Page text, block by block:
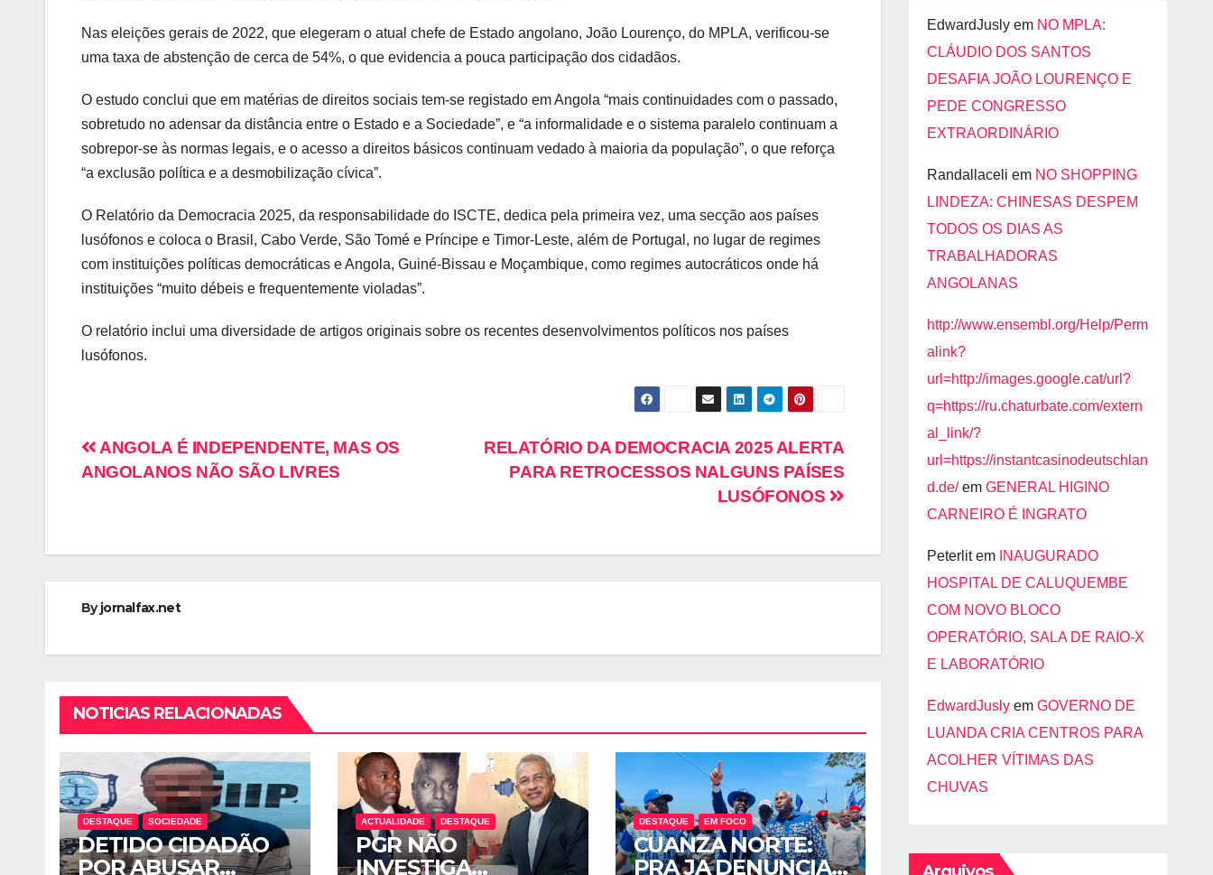
Nas eleições gerais de 2022, que elegeram o atual chefe de Estado angolano, João Lourenço, do MPLA, verificou-se
uma taxa de abstenção de cerca de 54%, o que evidencia a pouca participação dos cidadãos.
O estudo conclui que em matérias de direitos sociais tem-se registado em Angola “mais continuidades com o passado,
sobretudo no adensar da distância entre o Estado e a Sociedade”, e “a informalidade e o sistema paralelo continuam a
sobrepor-se às normas legais, e o acesso a direitos básicos continuam vedado à maioria da população”, o que reforça
“a exclusão política e a desmobilização cívica”.
O Relatório da Democracia 2025, da responsabilidade do ISCTE, dedica pela primeira vez, uma secção aos países
lusófonos e coloca o Brasil, Cabo Verde, São Tomé e Príncipe e Timor-Leste, além de Portugal, no lugar de regimes
com instituições políticas democráticas e Angola, Guiné-Bissau e Moçambique, como regimes autocráticos onde há
instituições “muito débeis e frequentemente violadas”.
O relatório inclui uma diversidade de artigos originais sobre os recentes desenvolvimentos políticos nos países
lusófonos.
RELATÓRIO DA DEMOCRACIA 2025 ALERTA
PARA RETROCESSOS NALGUNS PAÍSES
LUSÓFONOS
ANGOLA É INDEPENDENTE, MAS OS
ANGOLANOS NÃO SÃO LIVRES
Byjornalfax.net
NOTICIAS RELACIONADAS
DESTAQUE SOCIEDADE
DETIDO CIDADÃO
POR ABUSAR
ACTUALIDADE DESTAQUE
PGR NÃO
INVESTIGA
DESTAQUE EM FOCO
CUANZA NORTE:
PRA JA DENUNCIA
EdwardJuslyem NO MPLA:
CLÁUDIO DOS SANTOS
DESAFIA JOÃO LOURENÇO E
PEDE CONGRESSO
EXTRAORDINÁRIO
Randallaceli em NO SHOPPING
LINDEZA: CHINESAS DESPEM
TODOS OS DIAS AS
TRABALHADORAS
ANGOLANAS
http://www.ensembl.org/Help/Perm
alink?
url=http://images.google.cat/url?
q=https://ru.chaturbate.com/extern
al_link/?
url=https://instantcasinodeutschlan
d.de/em GENERAL HIGINO
CARNEIRO É INGRATO
Peterlitem INAUGURADO
HOSPITAL DE CALUQUEMBE
COM NOVO BLOCO
OPERATÓRIO, SALA DE RAIO-X
E LABORATÓRIO
EdwardJuslyem GOVERNO DE
LUANDA CRIA CENTROS PARA
ACOLHER VÍTIMAS DAS
CHUVAS